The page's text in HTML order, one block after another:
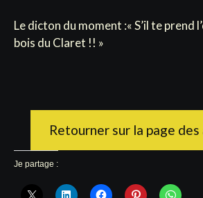
Le dicton du moment :« S’il te prend
bois du Claret !! »
Retourner sur la page
Je partage :